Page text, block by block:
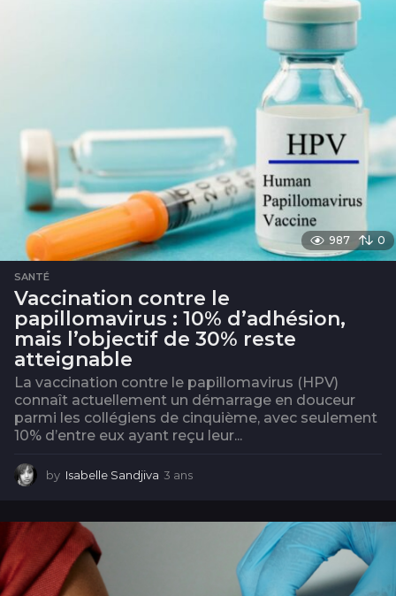
987 0
SANTÉ
Vaccination contre le
papillomavirus : 10% d’adhésion,
mais l’objectif de 30% reste
atteignable
La vaccination contre le papillomavirus (HPV)
connaît actuellement un démarrage en douceur
parmi les collégiens de cinquième, avec seulement
10% d’entre eux ayant reçu leur...
by Isabelle Sandjiva 3 ans
s